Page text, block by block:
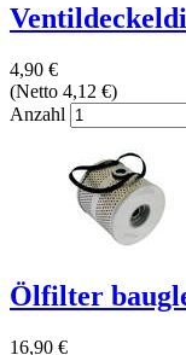
4,90 €
(Netto 4,12 €)
Anzahl
Ölfilter
16,90 €